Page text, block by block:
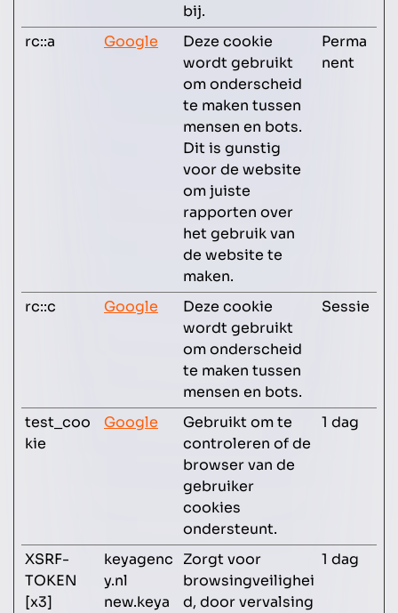
bij.
rc::a Google
Deze cookie
wordt gebruikt
om onderscheid
te maken tussen
mensen en bots.
Dit is gunstig
voor de website
om juiste
rapporten over
het gebruik van
de website te
maken.
Perma
nent
rc::c Google
Deze cookie
wordt gebruikt
om onderscheid
te maken tussen
mensen en bots.
Sessie
test_coo
kie
Google
Gebruikt om te
controleren of de
browser van de
gebruiker
cookies
ondersteunt.
1 dag
XSRF-
TOKEN
[x3]
keyagenc
y.nl
new.keya
Zorgt voor
browsingveilighei
d, door vervalsing
1 dag